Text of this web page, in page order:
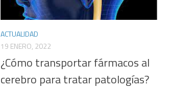
ACTUALIDAD
19 ENERO, 2022
¿Cómo transportar fármacos al
cerebro para tratar patologías?